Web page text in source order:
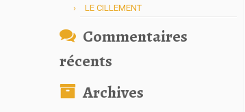
LE CILLEMENT
Commentaires
récents
Archives